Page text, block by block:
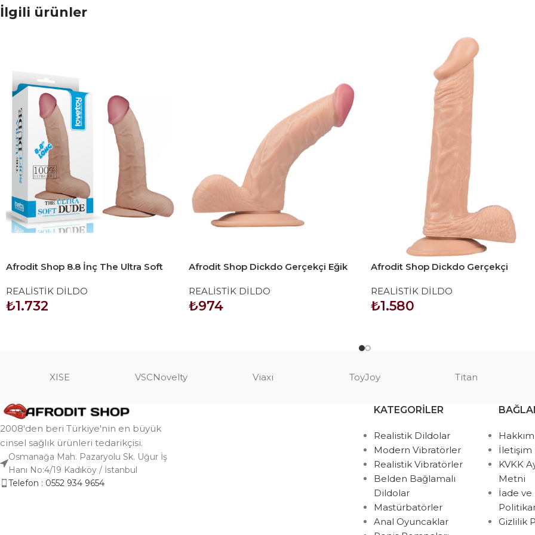
İlgili ürünler
Afrodit Shop 8.8 İnç The Ultra Soft
REALİSTİK DİLDO
₺1.732
Afrodit Shop Dickdo Gerçekçi Eğik
REALİSTİK DİLDO
₺974
Afrodit Shop Dickdo Gerçekçi
REALİSTİK DİLDO
₺1.580
XISE VSCNovelty Viaxi ToyJoy Titan
2008'den beri Türkiye'nin en büyük
cinsel sağlık ürünleri tedarikçisi.
Osmanağa Mah. Pazaryolu Sk. Uğur İş
Hanı No:4/19 Kadıköy / İstanbul
Telefon : 0552 934 9654
KATEGORILER
Realistik Dildolar
Modern Vibratörler
Realistik Vibratörler
Belden Bağlamalı
Dildolar
Mastürbatörler
Anal Oyuncaklar
İletişim
KVKK
Metni
İade
Gizlilik